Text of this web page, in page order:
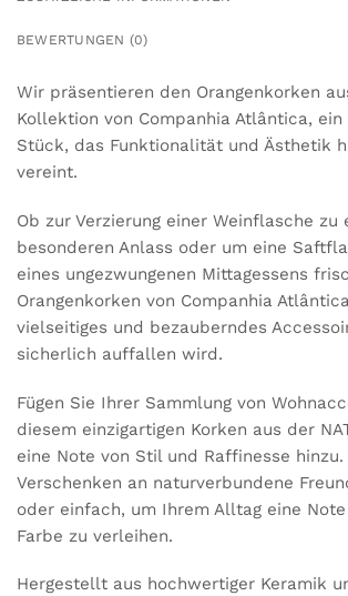
BEWERTUNGEN (0)
Wir präsentieren den Orangenkorken
Kollektion von Companhia Atlântica, ein
Stück, das Funktionalität und Ästhetik
vereint.
Ob zur Verzierung einer Weinflasche zu
besonderen Anlass oder um eine
eines ungezwungenen Mittagessens
Orangenkorken von Companhia
vielseitiges und bezauberndes
sicherlich auffallen wird.
Fügen Sie Ihrer Sammlung von
diesem einzigartigen Korken aus der
eine Note von Stil und Raffinesse
Verschenken an naturverbundene
oder einfach, um Ihrem Alltag eine
Farbe zu verleihen.
Hergestellt aus hochwertiger Keramik